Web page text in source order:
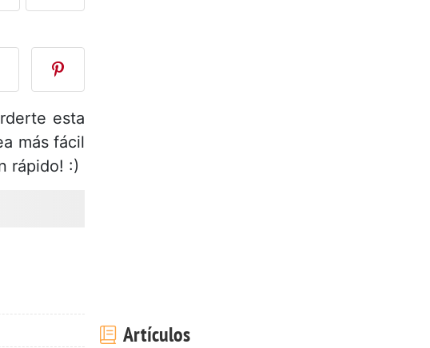
Publicar la foto de esta receta
esta
más fácil
rápido! :)
Artículos